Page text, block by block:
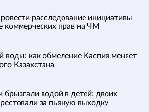
расследование инициативы
прав на ЧМ
воды: как обмеление Каспия меняет
Казахстана
брызгали водой в детей: двоих
за пьяную выходку